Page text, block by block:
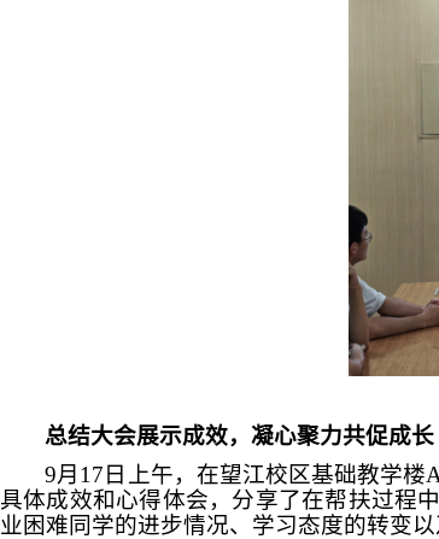
总结大会展示成效，凝心聚力共促成长
9月17日上午，在望江校区基础教学
具体成效和心得体会，分享了在帮扶过程
业困难同学的进步情况、学习态度的转变以